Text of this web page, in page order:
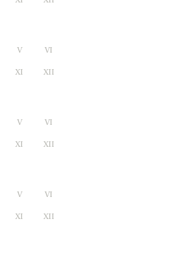
V VI
XI XII
V VI
XI XII
V VI
XI XII